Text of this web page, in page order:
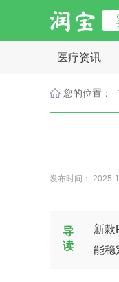
医疗资讯
您的位置：
发布时间：
导
读
新款
能稳